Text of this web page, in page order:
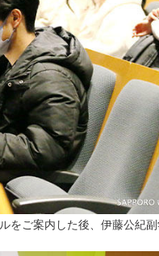
ご案内した後、伊藤公紀副